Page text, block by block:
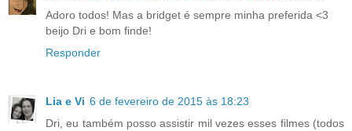
Adoro todos! Mas a bridget é sempre minha preferida <3
beijo Dri e bom finde!
Responder
Lia e Vi 6 de fevereiro de 2015 às 18:23
Dri, eu também posso assistir mil vezes esses filmes (todos